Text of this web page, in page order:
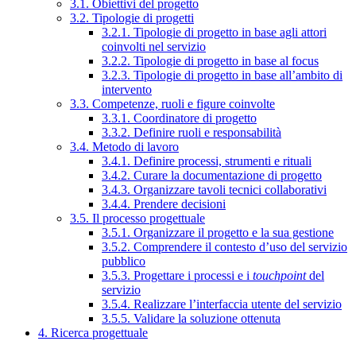
3.1. Obiettivi del progetto
3.2. Tipologie di progetti
3.2.1. Tipologie di progetto in base agli attori
coinvolti nel servizio
3.2.2. Tipologie di progetto in base al focus
3.2.3. Tipologie di progetto in base all’ambito di
intervento
3.3. Competenze, ruoli e figure coinvolte
3.3.1. Coordinatore di progetto
3.3.2. Definire ruoli e responsabilità
3.4. Metodo di lavoro
3.4.1. Definire processi, strumenti e rituali
3.4.2. Curare la documentazione di progetto
3.4.3. Organizzare tavoli tecnici collaborativi
3.4.4. Prendere decisioni
3.5. Il processo progettuale
3.5.1. Organizzare il progetto e la sua gestione
3.5.2. Comprendere il contesto d’uso del servizio
pubblico
3.5.3. Progettare i processi e i touchpointdel
servizio
3.5.4. Realizzare l’interfaccia utente del servizio
3.5.5. Validare la soluzione ottenuta
4. Ricerca progettuale